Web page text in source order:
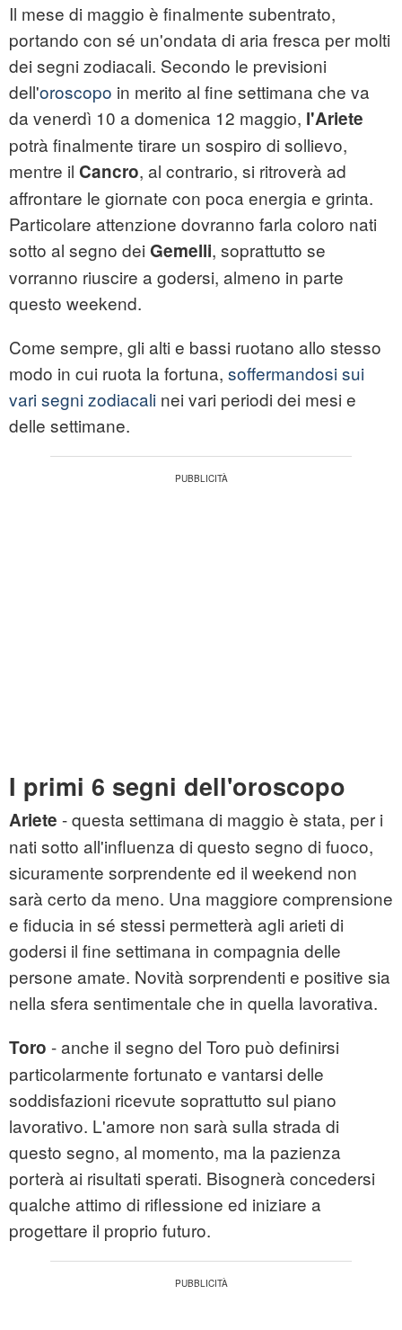
Il mese di maggio è finalmente subentrato,
portando con sé un'ondata di aria fresca per molti
dei segni zodiacali. Secondo le previsioni
dell'oroscopo in merito al fine settimana che va
da venerdì 10 a domenica 12 maggio, l'Ariete
potrà finalmente tirare un sospiro di sollievo,
mentre il Cancro, al contrario, si ritroverà ad
affrontare le giornate con poca energia e grinta.
Particolare attenzione dovranno farla coloro nati
sotto al segno dei Gemelli, soprattutto se
vorranno riuscire a godersi, almeno in parte
questo weekend.
Come sempre, gli alti e bassi ruotano allo stesso
modo in cui ruota la fortuna, soffermandosi sui
vari segni zodiacali nei vari periodi dei mesi e
delle settimane.
I primi 6 segni dell'oroscopo
Ariete - questa settimana di maggio è stata, per i
nati sotto all'influenza di questo segno di fuoco,
sicuramente sorprendente ed il weekend non
sarà certo da meno. Una maggiore comprensione
e fiducia in sé stessi permetterà agli arieti di
godersi il fine settimana in compagnia delle
persone amate. Novità sorprendenti e positive sia
nella sfera sentimentale che in quella lavorativa.
Toro - anche il segno del Toro può definirsi
particolarmente fortunato e vantarsi delle
soddisfazioni ricevute soprattutto sul piano
lavorativo. L'amore non sarà sulla strada di
questo segno, al momento, ma la pazienza
porterà ai risultati sperati. Bisognerà concedersi
qualche attimo di riflessione ed iniziare a
progettare il proprio futuro.